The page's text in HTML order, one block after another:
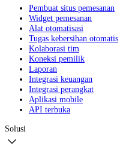
Pembuat situs pemesanan
Widget pemesanan
Alat otomatisasi
Tugas kebersihan otomatis
Kolaborasi tim
Koneksi pemilik
Laporan
Integrasi keuangan
Integrasi perangkat
Aplikasi mobile
API terbuka
Solusi